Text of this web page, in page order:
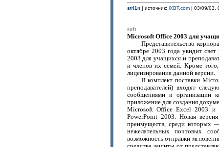
st41n| источник: iXBT.com| 03/09/03,
soft
Microsoft Office 2003 для
Представительство
октябре 2003 года увидит
2003 для учащихся и
и членов их семей. Кроме
лицензирования данной версии.
В комплект поставки
преподавателей) входят
сообщениями и организации
приложение для создания
Microsoft Office Excel 2003 и
PowerPoint 2003. Новая
преимуществ, среди которых
нежелательных почтовых
возможность отправки